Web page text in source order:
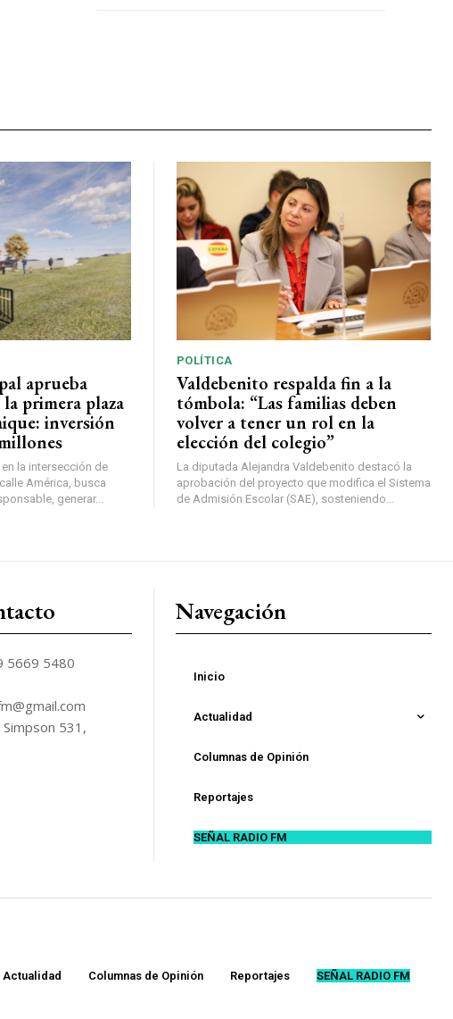
aprueba
primera plaza
inversión
la intersección de
América, busca
generar...
POLÍTICA
Valdebenito respalda fin a la
tómbola: “Las familias deben
volver a tener un rol en la
elección del colegio”
La diputada Alejandra Valdebenito destacó la
aprobación del proyecto que modifica el Sistema
de Admisión Escolar (SAE), sosteniendo...
5669 5480
531,
Navegación
Inicio
Actualidad
Columnas de Opinión
Reportajes
SEÑAL RADIO FM
Actualidad Columnas de Opinión Reportajes SEÑAL RADIO FM